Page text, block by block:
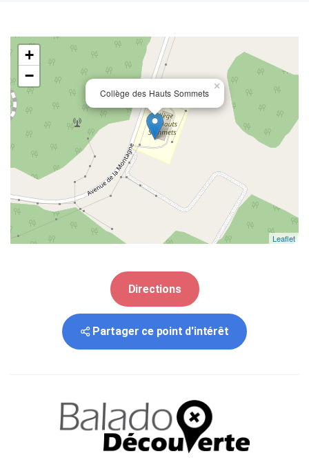
Collège des Hauts Sommets
×
+
−
Leaflet
Directions
Partager ce point d'intérêt